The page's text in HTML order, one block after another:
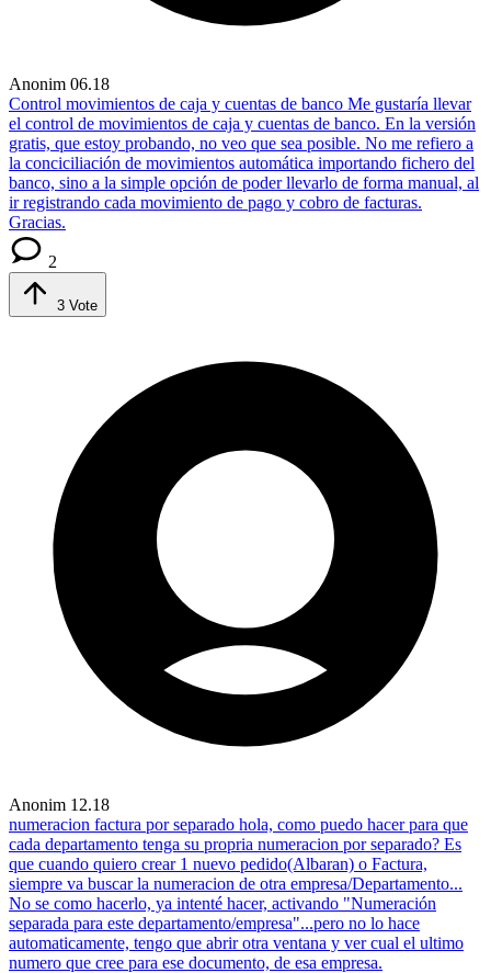
Anonim 06.18
Control movimientos de caja y cuentas de banco Me gustaría llevar
el control de movimientos de caja y cuentas de banco. En la versión
gratis, que estoy probando, no veo que sea posible. No me refiero a
la conciciliación de movimientos automática importando fichero del
banco, sino a la simple opción de poder llevarlo de forma manual, al
ir registrando cada movimiento de pago y cobro de facturas.
Gracias.
2
3 Vote
Anonim 12.18
numeracion factura por separado hola, como puedo hacer para que
cada departamento tenga su propria numeracion por separado? Es
que cuando quiero crear 1 nuevo pedido(Albaran) o Factura,
siempre va buscar la numeracion de otra empresa/Departamento...
No se como hacerlo, ya intenté hacer, activando "Numeración
separada para este departamento/empresa"...pero no lo hace
automaticamente, tengo que abrir otra ventana y ver cual el ultimo
numero que cree para ese documento, de esa empresa.